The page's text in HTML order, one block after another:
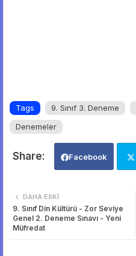
Tags 9. Sınıf 3. Deneme
Denemeler
Facebook
DAHA ESKI
9. Sınıf Din Kültürü - Zor Seviye
Genel 2. Deneme Sınavı - Yeni
Müfredat